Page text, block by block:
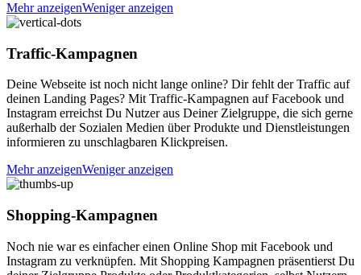
Mehr anzeigenWeniger anzeigen
Traffic-Kampagnen
Deine Webseite ist noch nicht lange online? Dir fehlt der Traffic auf
deinen Landing Pages? Mit Traffic-Kampagnen auf Facebook und
Instagram erreichstDu Nutzer aus Deiner Zielgruppe, die sich gerne
außerhalb der Sozialen Medien über Produkte und Dienstleistungen
informieren zu unschlagbaren Klickpreisen.
Mehr anzeigenWeniger anzeigen
Shopping-Kampagnen
Noch nie war es einfacher einen Online Shop mit Facebook und
Instagram zu verknüpfen. Mit Shopping Kampagnen präsentierst Du